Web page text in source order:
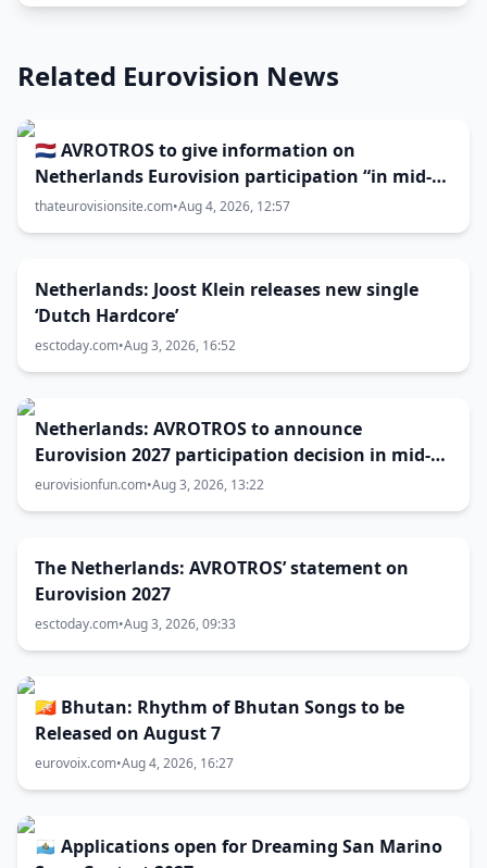
Related Eurovision News
🇳🇱 AVROTROS to give information on
Netherlands Eurovision participation “in mid-
August”
thateurovisionsite.com•Aug 4, 2026, 12:57
Netherlands: Joost Klein releases new single
‘Dutch Hardcore’
esctoday.com•Aug 3, 2026, 16:52
Netherlands: AVROTROS to announce
Eurovision 2027 participation decision in mid-
August
eurovisionfun.com•Aug 3, 2026, 13:22
The Netherlands: AVROTROS’ statement on
Eurovision 2027
esctoday.com•Aug 3, 2026, 09:33
🇧🇹 Bhutan: Rhythm of Bhutan Songs to be
Released on August 7
eurovoix.com•Aug 4, 2026, 16:27
🇸🇲 Applications open for Dreaming San Marino